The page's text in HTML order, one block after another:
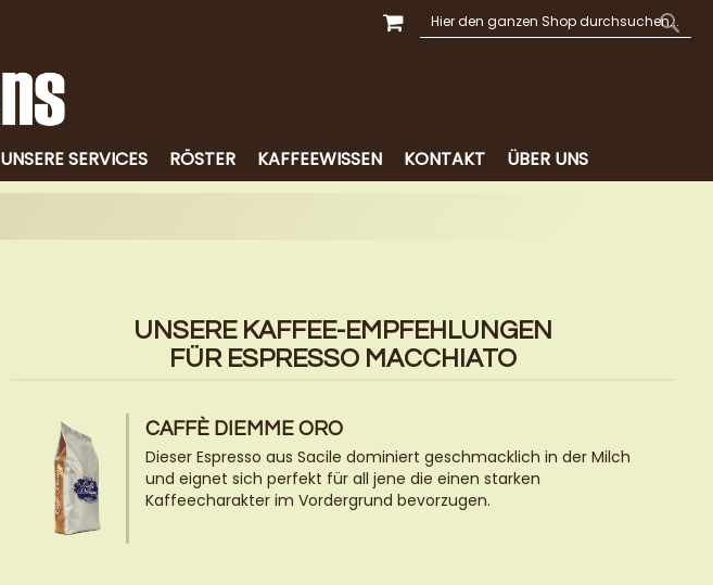
SUCHE
MEIN WARENKORB
UNSERE SERVICES RÖSTER KAFFEEWISSEN KONTAKT ÜBER UNS
UNSERE KAFFEE-EMPFEHLUNGEN
FÜR ESPRESSO MACCHIATO
CAFFÈ DIEMME ORO
Dieser Espresso aus Sacile dominiert geschmacklich in der Milch
und eignet sich perfekt für all jene die einen starken
Kaffeecharakter im Vordergrund bevorzugen.